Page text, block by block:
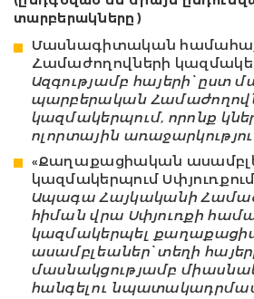
տարբերակները)
Մասնագիտական
Համաժողովների
Ազգությամբ հայերի՝ ըստ
պարբերական
կազմակերպում, որոնք
ոլորտային
«Քաղաքացիական
կազմակերպում Սփյուռքում
Ապագա Հայկականի
հիման վրա Սփյուռքի
կազմակերպել
ասամբլեաներ՝ տեղի
մասնակցությամբ
հանգելու